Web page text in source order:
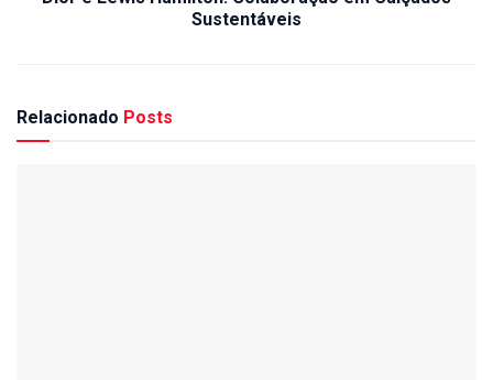
Sustentáveis
Relacionado Posts